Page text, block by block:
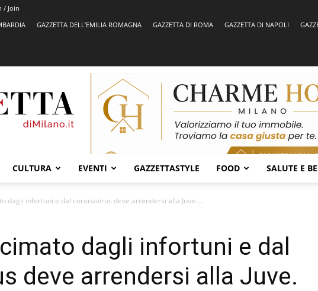
/ Join
GAZZETTA DELL’EMILIA ROMAGNA GAZZETTA DI ROMA GAZZETTA DI NAPOLI
CULTURA EVENTI GAZZETTASTYLE FOOD SALUTE E
dagli infortuni e dal coronavirus deve arrendersi alla Juve....
dagli infortuni e dal
deve arrendersi alla Juve.